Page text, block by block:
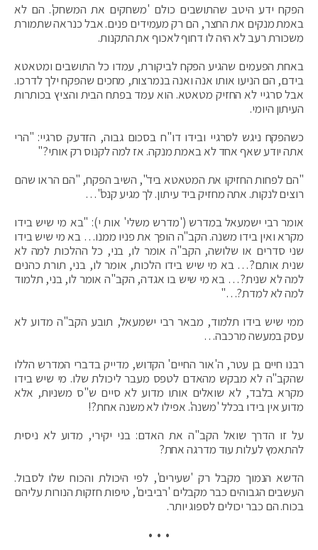
הפקח ידע היטב שהתושבים כולם 'משחקים את המשחק'. הם לא
באמת מנקים את החצר, הם רק מעמידים פנים. אבל כנראה שתמורת
משכורת רעב לא היה לו דחוף לאכוף את התקנות.
באחת הפעמים שהגיע הפקח לביקורת, עמדו כל התושבים ומטאטא
בידם, הם הניעו אותו אנה ואנה בנמרצות, מחכים שהפקח ילך לדרכו.
אבל סרגיי לא החזיק מטאטא. הוא עמד בפתח הבית והציץ בכותרות
העיתון היומי.
כשהפקח ניגש לסרגיי ובידו דו"ח בסכום גבוה, הזדעק סרגיי: "הרי
אתה יודע שאף אחד לא באמת מנקה. אז למה לקנוס רק אותי?"
"הם לפחות החזיקו את המטאטא ביד", השיב הפקח, "הם הראו שהם
רוצים לנקות. אתה מחזיק ביד עיתון. לך מגיע קנס"…
אומר רבי ישמעאל במדרש ('מדרש משלי' אות י): "בא מי שיש בידו
מקרא ואין בידו משנה. הקב"ה הופך את פניו ממנו… בא מי שיש בידו
שני סדרים או שלושה, הקב"ה אומר לו, בני, כל ההלכות למה לא
שנית אותם?… בא מי שיש בידו הלכות, אומר לו, בני, תורת כהנים
למה לא שנית?… בא מי שיש בו אגדה, הקב"ה אומר לו, בני, תלמוד
למה לא למדת?…"
ממי שיש בידו תלמוד, מבאר רבי ישמעאל, תובע הקב"ה מדוע לא
עסק במעשה מרכבה…
רבנו חיים בן עטר, ה'אור החיים' הקדוש, מדייק בדברי המדרש הללו
שהקב"ה לא מבקש מהאדם לטפס מעבר ליכולת שלו. מי שיש בידו
מקרא בלבד, לא שואלים אותו מדוע לא סיים ש"ס משניות, אלא
מדוע אין בידו בכלל 'משנה'. אפילו לא משנה אחת?!
על זו הדרך שואל הקב"ה את האדם: בני יקירי, מדוע לא ניסית
להתאמץ לעלות עוד מדרגה אחת?
הדשא הנמוך מקבל רק 'שעירים', לפי היכולת והכוח שלו לסבול.
העשבים הגבוהים כבר מקבלים 'רביבים', טיפות חזקות הנורות עליהם
בכוח. הם כבר יכולים לספוג יותר.
• • •